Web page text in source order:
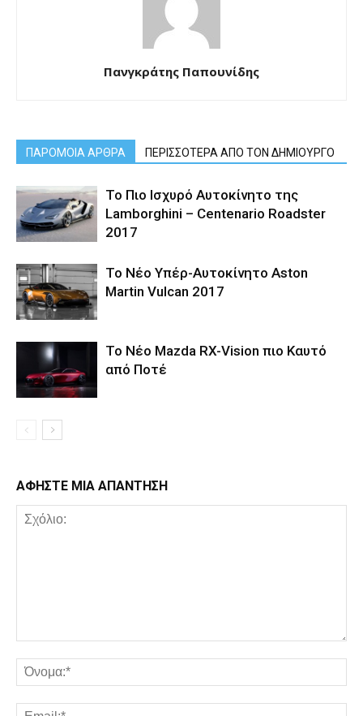
Πανγκράτης Παπουνίδης
ΠΑΡΟΜΟΙΑ ΑΡΘΡΑ ΠΕΡΙΣΣΟΤΕΡΑ ΑΠΟ ΤΟΝ ΔΗΜΙΟΥΡΓΟ
Το Πιο Ισχυρό Αυτοκίνητο της
Lamborghini – Centenario Roadster
2017
Το Νέο Υπέρ-Αυτοκίνητο Aston
Martin Vulcan 2017
Το Νέο Mazda RX-Vision πιο Καυτό
από Ποτέ
ΑΦΗΣΤΕ ΜΙΑ ΑΠΑΝΤΗΣΗ